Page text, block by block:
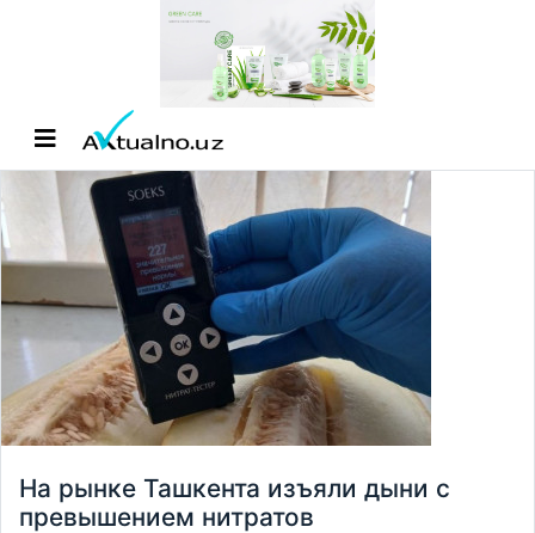
На рынке Ташкента изъяли дыни с
превышением нитратов